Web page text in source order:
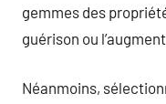
gemmes des
guérison ou
Néanmoins,